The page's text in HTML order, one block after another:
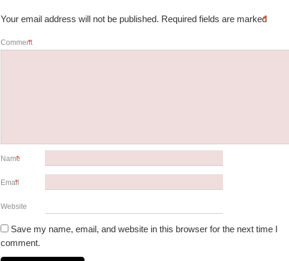
Your email address will not be published. Required fields are marked
*
Comment
*
Name
*
Email
*
Website
Save my name, email, and website in this browser for the next time I
comment.